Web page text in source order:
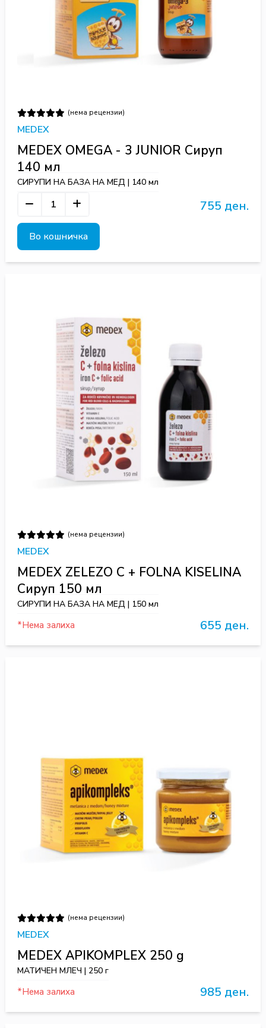
(нема рецензии)
MEDEX
MEDEX OMEGA - 3 JUNIOR Сируп
140 мл
СИРУПИ НА БАЗА НА МЕД | 140 мл
755 ден.
Во кошничка
(нема рецензии)
MEDEX
MEDEX ZELEZO C + FOLNA KISELINA
Сируп 150 мл
СИРУПИ НА БАЗА НА МЕД | 150 мл
*Нема залиха 655 ден.
(нема рецензии)
MEDEX
MEDEX APIKOMPLEX 250 g
МАТИЧЕН МЛЕЧ | 250 г
*Нема залиха 985 ден.